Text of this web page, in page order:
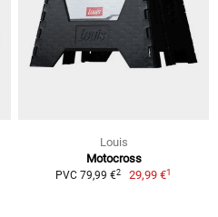
Louis
Motocross
PVC 79,99 €2 29,99 €1